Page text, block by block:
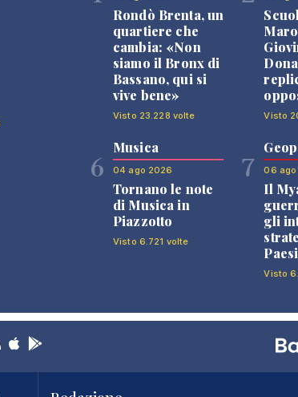
Rondò Brenta, un
quartiere che
cambia: «Non
siamo il Bronx di
Bassano, qui si
vive bene»
Visto 23.228 volte Visto
6
Musica
04 ago 2026
Tornano le note
di Musica in
Piazzotto
Visto 6.721 volte
7 06
Il
gli
Visto